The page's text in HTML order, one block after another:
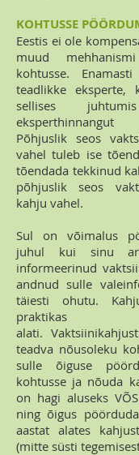
KOHTUSSE
Eestis ei ole
muud
kohtusse.
teadlikke eksperte,
sellises
Põhjuslik seos
vahel tuleb ise
tõendada tekkinud
põhjuslik seos
kahju vahel.
Sul on võimalus
juhul kui sinu
informeerinud
andnud sulle
täiesti ohutu.
praktikas
alati.
teadva nõusoleku
sulle õiguse
kohtusse ja nõuda
on hagi aluseks
ning õigus
aastat alates
(mitte süsti